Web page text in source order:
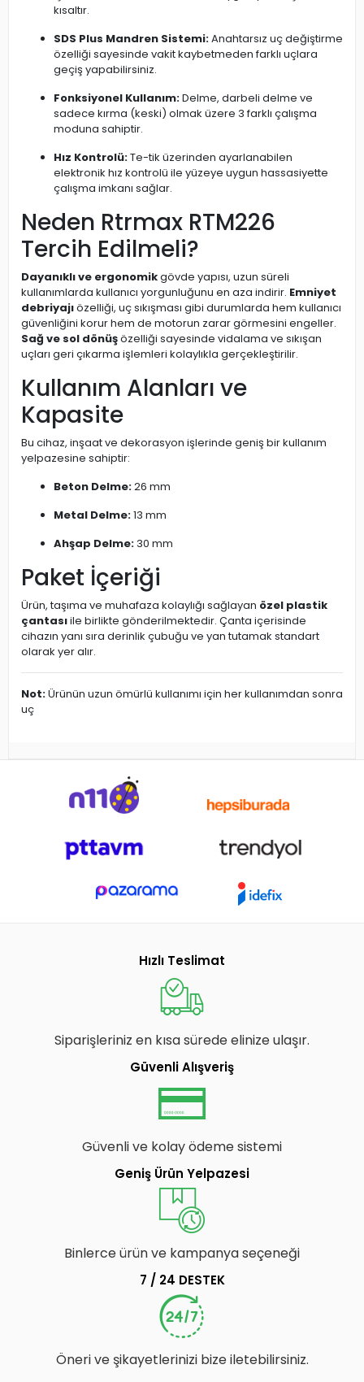
kısaltır.
SDS Plus Mandren Sistemi:Anahtarsız uç değiştirme
özelliği sayesinde vakit kaybetmeden farklı uçlara
geçiş yapabilirsiniz.
Fonksiyonel Kullanım:Delme, darbeli delme ve
sadece kırma (keski) olmak üzere 3 farklı çalışma
moduna sahiptir.
Hız Kontrolü:Te-tik üzerinden ayarlanabilen
elektronik hız kontrolü ile yüzeye uygun hassasiyette
çalışma imkanı sağlar.
Neden Rtrmax RTM226
Tercih Edilmeli?
Dayanıklı ve ergonomikgövde yapısı, uzun süreli
kullanımlarda kullanıcı yorgunluğunu en aza indirir. Emniyet
debriyajıözelliği, uç sıkışması gibi durumlarda hem kullanıcı
güvenliğini korur hem de motorun zarar görmesini engeller.
Sağ ve sol dönüşözelliği sayesinde vidalama ve sıkışan
uçları geri çıkarma işlemleri kolaylıkla gerçekleştirilir.
Kullanım Alanları ve
Kapasite
Bu cihaz, inşaat ve dekorasyon işlerinde geniş bir kullanım
yelpazesine sahiptir:
Beton Delme:26 mm
Metal Delme:13 mm
Ahşap Delme:30 mm
Paket İçeriği
Ürün, taşıma ve muhafaza kolaylığı sağlayan özel plastik
çantasıile birlikte gönderilmektedir. Çanta içerisinde
cihazın yanı sıra derinlik çubuğu ve yan tutamak standart
olarak yer alır.
Not:Ürünün uzun ömürlü kullanımı için her kullanımdan sonra
uç
Hızlı Teslimat
Siparişleriniz en kısa sürede elinize ulaşır.
Güvenli Alışveriş
Güvenli ve kolay ödeme sistemi
Geniş Ürün Yelpazesi
Binlerce ürün ve kampanya seçeneği
7 / 24 DESTEK
Öneri ve şikayetlerinizi bize iletebilirsiniz.